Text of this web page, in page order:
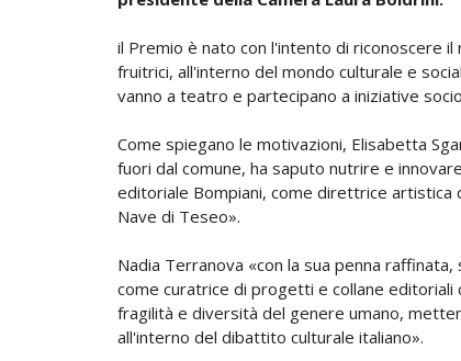
il Premio è nato con l'intento di riconoscere
fruitrici, all'interno del mondo culturale e
vanno a teatro e partecipano a iniziative
Come spiegano le motivazioni, Elisabetta
fuori dal comune, ha saputo nutrire e
editoriale Bompiani, come direttrice artistica
Nave di Teseo».
Nadia Terranova «con la sua penna
come curatrice di progetti e collane
fragilità e diversità del genere umano,
all'interno del dibattito culturale italiano».